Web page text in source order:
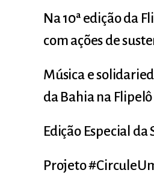
Na 10ª edição da
com ações de
Música e
da Bahia na Flipelô
Edição Especial
Projeto